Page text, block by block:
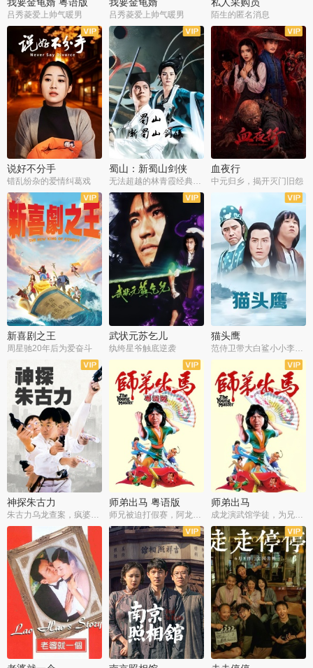
吕秀菱爱上帅气暖男 吕秀菱爱上帅气暖男 陌生的匿名消息
说好不分手
错乱纷杂的爱情纠葛戏
蜀山：新蜀山剑侠
无法超越的林青霞经典角色
血夜行
中元归乡，揭开灭门旧怨
新喜剧之王
周星驰20年后为爱奋斗
武状元苏乞儿
纨绔星爷触底逆袭
猫头鹰
神探朱古力
朱古力乌龙查案，疯婆子神助攻
师弟出马 粤语版
师兄被迫打假赛，阿龙追查斗黑帮
师弟出马
成龙演武馆学徒，为兄搏命战黑道